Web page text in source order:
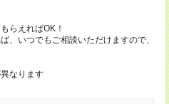
らえればOK！
、いつでもご相談いただけますので、
なります